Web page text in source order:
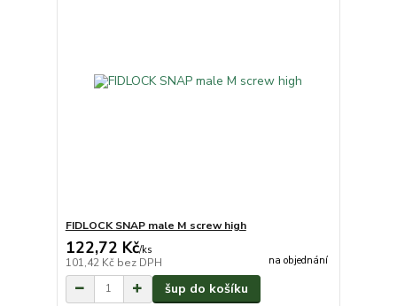
FIDLOCK SNAP male M screw high
122,72 Kč/ks
101,42 Kč bez DPH na objednání
šup do košíku